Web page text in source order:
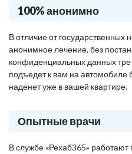
100% анонимно
В отличие от государственных
анонимное лечение, без
конфиденциальных данных
подъедет к вам на автомобиле
наденет уже в вашей квартире.
Опытные врачи
В службе «Рехаб365» работают